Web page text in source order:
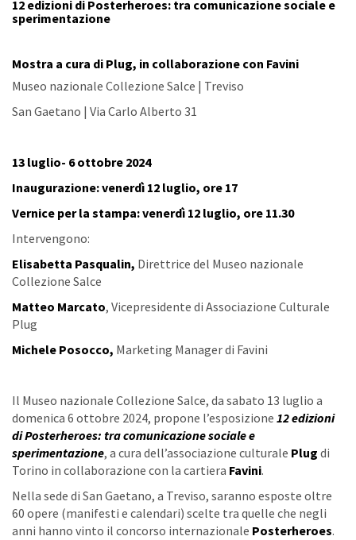
12 edizioni di Posterheroes: tra comunicazione sociale e
sperimentazione
Mostra a cura di Plug, in collaborazione con Favini
Museo nazionale Collezione Salce | Treviso
San Gaetano | Via Carlo Alberto 31
13 luglio- 6 ottobre 2024
Inaugurazione: venerdì 12 luglio, ore 17
Vernice per la stampa: venerdì 12 luglio, ore 11.30
Intervengono:
Elisabetta Pasqualin, Direttrice del Museo nazionale
Collezione Salce
Matteo Marcato, Vicepresidente di Associazione Culturale
Plug
Michele Posocco, Marketing Manager di Favini
Il Museo nazionale Collezione Salce, da sabato 13 luglio a
domenica 6 ottobre 2024, propone l’esposizione 12 edizioni
di Posterheroes: tra comunicazione sociale e
sperimentazione, a cura dell’associazione culturale Plug di
Torino in collaborazione con la cartiera Favini.
Nella sede di San Gaetano, a Treviso, saranno esposte oltre
60 opere (manifesti e calendari) scelte tra quelle che negli
anni hanno vinto il concorso internazionale Posterheroes.